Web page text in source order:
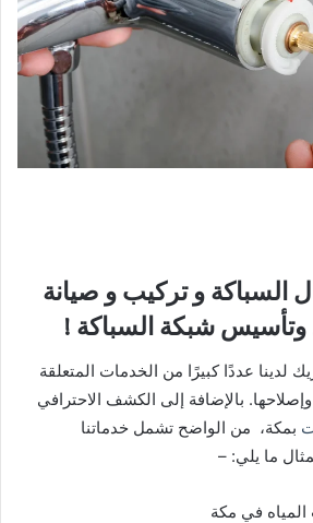
السباكة و تركيب و صيانة
وتأسيس شبكة السباكة !
لدينا عددًا كبيرًا من الخدمات المتعلقة
وإصلاحها. بالإضافة إلى الكشف الاحترافي
بمكة، من الواضح تشمل خدماتنا
ما يلي: –
في مكة